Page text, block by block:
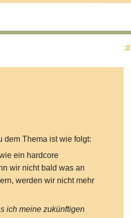
dem Thema ist wie folgt:
ein hardcore
wir nicht bald was an
werden wir nicht mehr
ich meine zukünftigen